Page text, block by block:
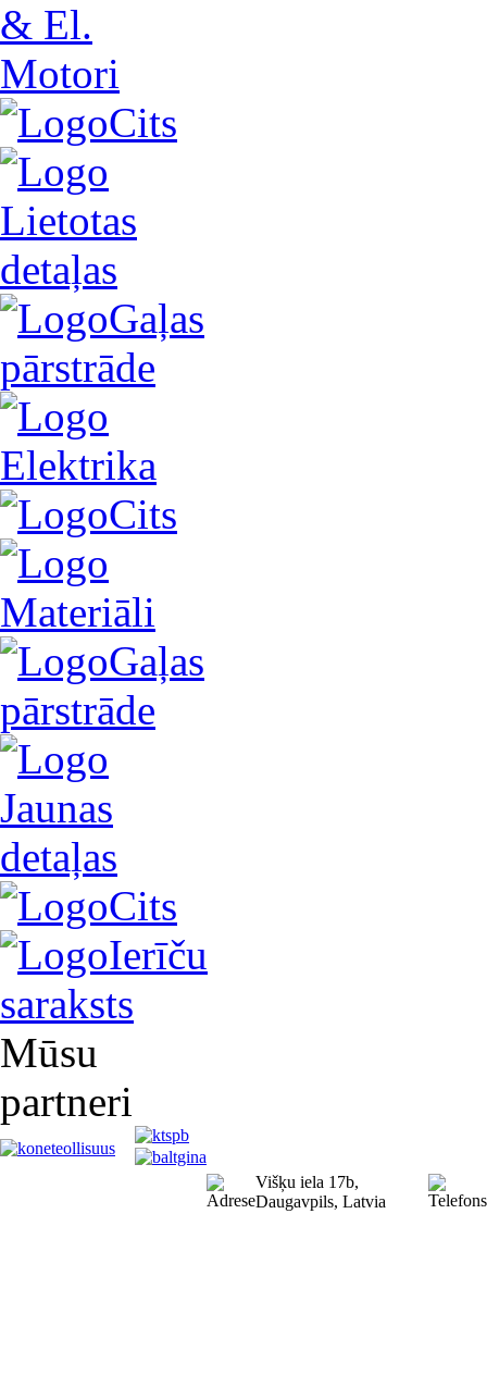
& El.
Motori
Cits
Lietotas
detaļas
Gaļas
pārstrāde
Elektrika
Cits
Materiāli
Gaļas
pārstrāde
Jaunas
detaļas
Cits
Ierīču
saraksts
Mūsu
partneri
Višķu iela 17b,
Daugavpils, Latvia